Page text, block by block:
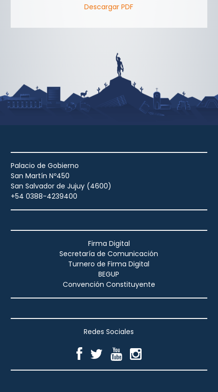
Descargar PDF
Palacio de Gobierno
San Martín Nº450
San Salvador de Jujuy (4600)
+54 0388-4239400
Firma Digital
Secretaría de Comunicación
Turnero de Firma Digital
BEGUP
Convención Constituyente
Redes Sociales